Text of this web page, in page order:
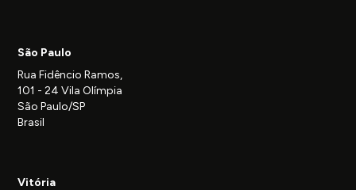
São Paulo
Rua Fidêncio Ramos,
101 - 24 Vila Olímpia
São Paulo/SP
Brasil
Vitória